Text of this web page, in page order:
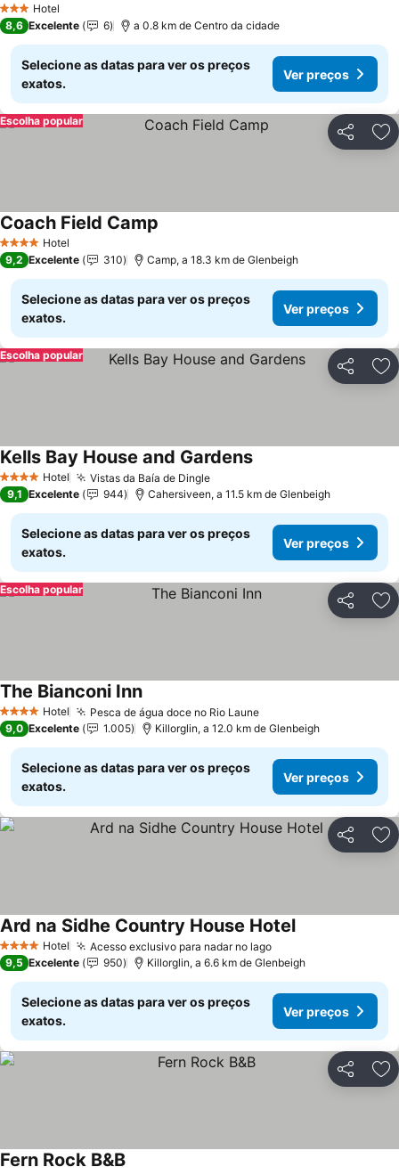
3 EstrelasHotel
8,6 Excelente 6 a 0.8 km de Centro da cidade
Selecione as datas para ver os preços
exatos.
Ver preços
Partilhar
Escolha popular
4 EstrelasHotel
Coach Field Camp
9,2 Excelente 310 Camp, a 18.3 km de Glenbeigh
Selecione as datas para ver os preços
exatos.
Ver preços
Partilhar
Escolha popular
4 EstrelasHotel Vistas da Baía de Dingle
Kells Bay House and Gardens
9,1 Excelente 944 Cahersiveen, a 11.5 km de Glenbeigh
Selecione as datas para ver os preços
exatos.
Ver preços
Partilhar
Escolha popular
4 EstrelasHotel Pesca de água doce no Rio Laune
The Bianconi Inn
9,0 Excelente 1.005 Killorglin, a 12.0 km de Glenbeigh
Selecione as datas para ver os preços
exatos.
Ver preços
Partilhar
4 EstrelasHotel Acesso exclusivo para nadar no lago
Ard na Sidhe Country House Hotel
9,5 Excelente 950 Killorglin, a 6.6 km de Glenbeigh
Selecione as datas para ver os preços
exatos.
Ver preços
Partilhar
Fern Rock B&B